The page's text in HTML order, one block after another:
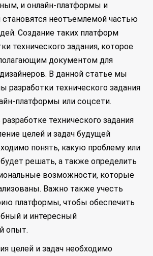
и онлайн-платформы и
неотъемлемой частью
Создание таких платформ
технического задания, которое
документом для
В данной статье мы
разработки технического задания
платформы или соцсети.
технического задания
целей и задач будущей
понять, какую проблему или
решать, а также определить
возможности, которые
Важно также учесть
платформы, чтобы обеспечить
и интересный
опыт.
целей и задач необходимо